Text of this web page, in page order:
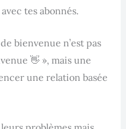
tes abonnés.
bienvenue n’est pas
👋 », mais une
une relation basée